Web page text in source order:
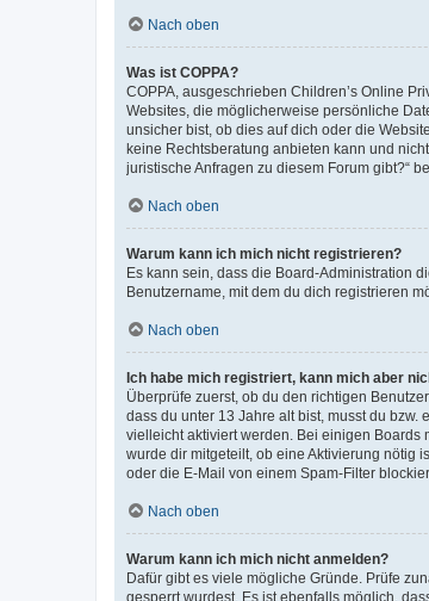
Nach oben
Was ist COPPA?
COPPA, ausgeschrieben Children’s Online
Websites, die möglicherweise persönliche
unsicher bist, ob dies auf dich oder die
keine Rechtsberatung anbieten kann und
juristische Anfragen zu diesem Forum gibt?“
Nach oben
Warum kann ich mich nicht registrieren?
Es kann sein, dass die Board-Administration
Benutzername, mit dem du dich registrieren
Nach oben
Ich habe mich registriert, kann mich aber
Überprüfe zuerst, ob du den richtigen
dass du unter 13 Jahre alt bist, musst du
vielleicht aktiviert werden. Bei einigen Boards
wurde dir mitgeteilt, ob eine Aktivierung nötig
oder die E-Mail von einem Spam-Filter
Nach oben
Warum kann ich mich nicht anmelden?
Dafür gibt es viele mögliche Gründe. Prüfe
gesperrt wurdest. Es ist ebenfalls möglich,